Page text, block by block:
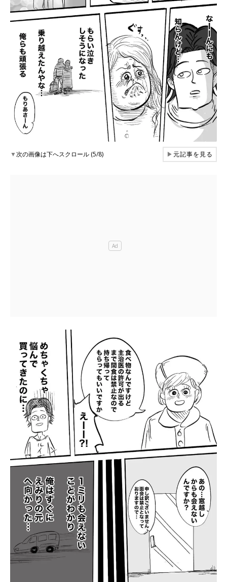
▼次の画像は下へスクロール (5/8) ▶元記事を見る